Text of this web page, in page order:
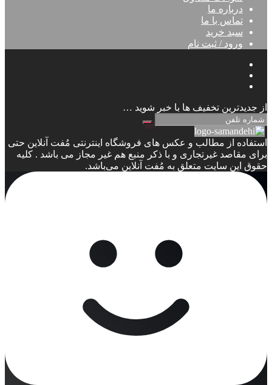
درباره ما
تماس با ما
سبد خرید
ورود / ثبت نام
از جدیدترین تخفیف ها با خبر شوید …
استفاده از مطالب و عکس های فروشگاه اینترنتی مُفت آنلاین حتی
برای مقاصد غیرتجاری و با ذکر منبع هم غیر مجاز می باشد . کلیه
حقوق این سایت متعلق به مُفت آنلاین می‌باشد.